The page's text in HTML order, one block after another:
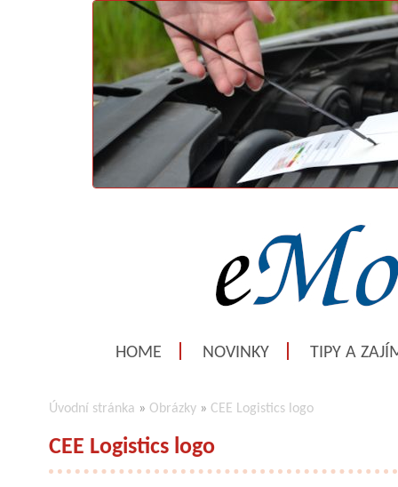
HOME NOVINKY TIPY A
Úvodní stránka » Obrázky » CEE Logistics logo
CEE Logistics logo